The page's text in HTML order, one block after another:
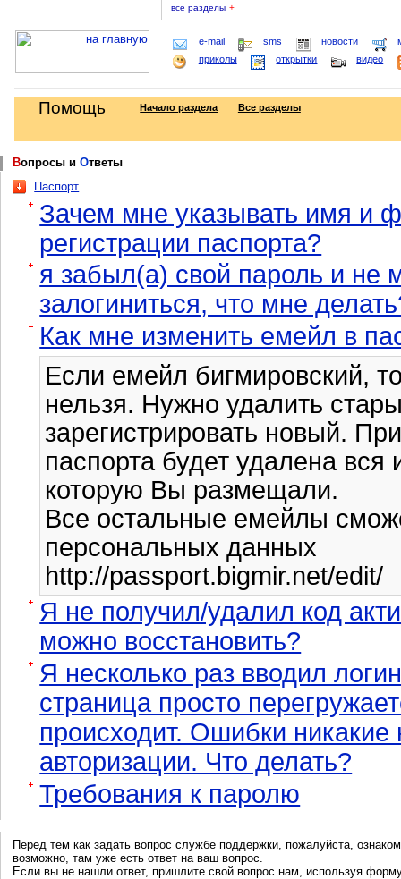
все разделы +
e-mail sms новости
приколы
открытки видео
Помощь Начало раздела Все разделы
Вопросы иОтветы
Паспорт
Зачем мне указывать имя и
регистрации паспорта?
я забыл(а) свой пароль и не
залогиниться, что мне
Как мне изменить емейл в
Если емейл бигмировский,
нельзя. Нужно удалить
зарегистрировать новый.
паспорта будет удалена
которую Вы размещали.
Все остальные емейлы
персональных данных
http://passport.bigmir.net/edit/
Я не получил/удалил код
можно восстановить?
Я несколько раз вводил
страница просто
происходит. Ошибки никакие
авторизации. Что делать?
Требования к паролю
Перед тем как задать вопрос службе поддержки, пожалуйста,
возможно, там уже есть ответ на ваш вопрос.
Если вы не нашли ответ, пришлите свой вопрос нам, используя